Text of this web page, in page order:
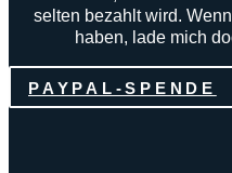
selten bezahlt wird.
haben, lade mich
PAYPAL-SPENDE